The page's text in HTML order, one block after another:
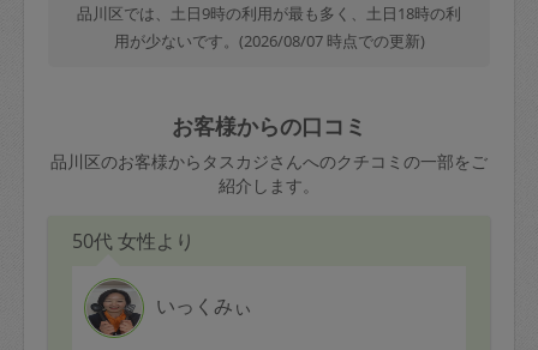
品川区では、土日9時の利用が最も多く、土日18時の利
用が少ないです。(2026/08/07 時点での更新)
お客様からの口コミ
品川区のお客様からタスカジさんへのクチコミの一部をご
紹介します。
50代 女性より
いっくみぃ